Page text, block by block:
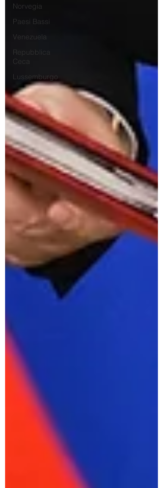
Norvegia
Paesi Bassi
Venezuela
Repubblica
Ceca
Lussemburgo